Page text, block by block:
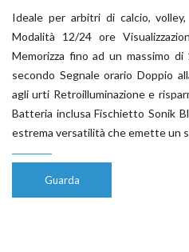
Ideale per arbitri di calcio,
Modalità 12/24 ore
Memorizza fino ad un massimo
secondo Segnale orario Doppio
agli urti Retroilluminazione e
Batteria inclusa Fischietto Sonik
estrema versatilità che emette un
Guarda